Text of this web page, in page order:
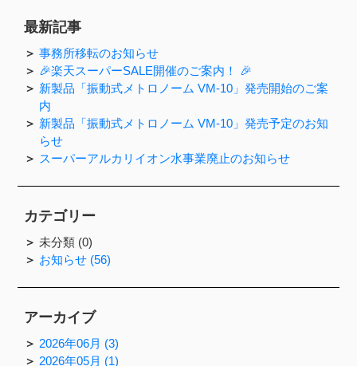
最新記事
事務所移転のお知らせ
🎉楽天スーパーSALE開催のご案内！ 🎉
新製品「振動式メトロノーム VM-10」発売開始のご案
内
新製品「振動式メトロノーム VM-10」発売予定のお知
らせ
スーパーアルカリイオン水事業廃止のお知らせ
カテゴリー
未分類 (0)
お知らせ (56)
アーカイブ
2026年06月 (3)
2026年05月 (1)